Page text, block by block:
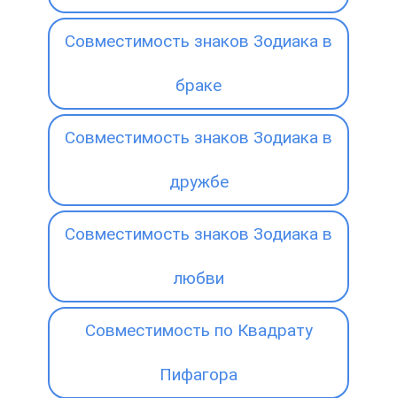
Совместимость знаков Зодиака в
браке
Совместимость знаков Зодиака в
дружбе
Совместимость знаков Зодиака в
любви
Совместимость по Квадрату
Пифагора